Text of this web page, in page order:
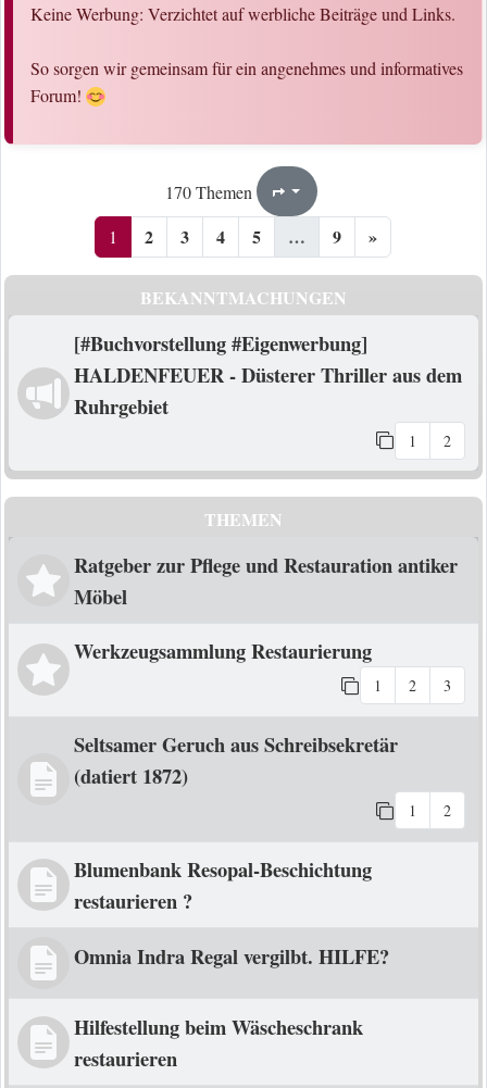
Keine Werbung: Verzichtet auf werbliche Beiträge und Links.
So sorgen wir gemeinsam für ein angenehmes und informatives
Forum!
170 Themen Seite1
1 2 3 4 5 … 9 »
BEKANNTMACHUNGEN
[#Buchvorstellung #Eigenwerbung]
HALDENFEUER - Düsterer Thriller aus dem
Ruhrgebiet
1 2
THEMEN
Ratgeber zur Pflege und Restauration antiker
Möbel
Werkzeugsammlung Restaurierung
1 2 3
Seltsamer Geruch aus Schreibsekretär
(datiert 1872)
1 2
Blumenbank Resopal-Beschichtung
restaurieren ?
Omnia Indra Regal vergilbt. HILFE?
Hilfestellung beim Wäscheschrank
restaurieren